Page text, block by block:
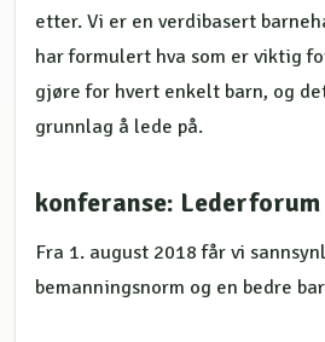
etter. Vi er en verdibasert
har formulert hva som er viktig
gjøre for hvert enkelt barn, og
grunnlag å lede på.
konferanse: Lederforum
Fra 1. august 2018 får vi
bemanningsnorm og en bedre